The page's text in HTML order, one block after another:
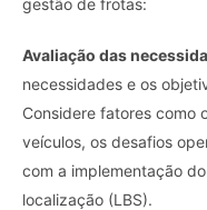
Avaliação das
necessidades e os
Considere fatores como
veículos, os desafios
com a implementação
localização (LBS).